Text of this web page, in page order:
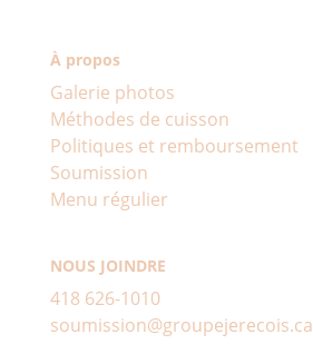
À propos
Galerie photos
Méthodes de cuisson
Politiques et remboursement
Soumission
Menu régulier
NOUS JOINDRE
418 626-1010
soumission@groupejerecois.ca